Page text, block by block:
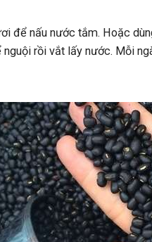
để nấu nước tắm. Hoặc
rồi vắt lấy nước. Mỗi